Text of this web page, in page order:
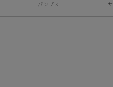
パンプス
・サイズ感
S-25.0cm